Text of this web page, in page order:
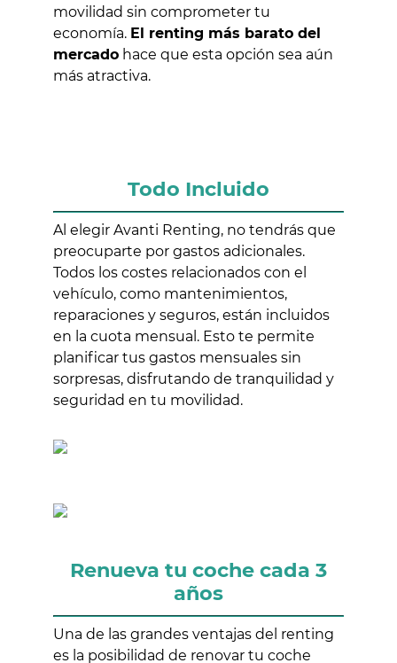
movilidad sin comprometer tu
economía. El renting más barato del
mercado hace que esta opción sea aún
más atractiva.
Todo Incluido
Al elegir Avanti Renting, no tendrás que
preocuparte por gastos adicionales.
Todos los costes relacionados con el
vehículo, como mantenimientos,
reparaciones y seguros, están incluidos
en la cuota mensual. Esto te permite
planificar tus gastos mensuales sin
sorpresas, disfrutando de tranquilidad y
seguridad en tu movilidad.
Renueva tu coche cada 3
años
Una de las grandes ventajas del renting
es la posibilidad de renovar tu coche